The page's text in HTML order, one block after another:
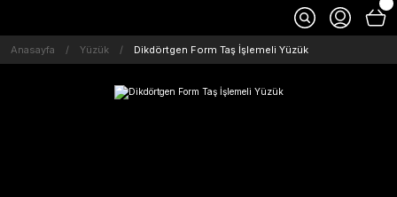
Anasayfa Yüzük Dikdörtgen Form Taş İşlemeli Yüzük